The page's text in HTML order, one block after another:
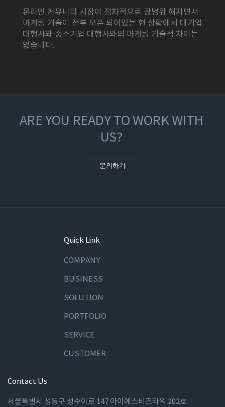
온라인 커뮤니티 시장이 점차적으로 광범위 해지면서
마케팅 기술이 전부 오픈 되어있는 현 상황에서 대기업
대행사와 중소기업 대행사와의 마케팅 기술적 차이는
없습니다.
ARE YOU READY TO WORK WITH
US?
문의하기
Quick Link
COMPANY
BUSINESS
SOLUTION
PORTFOLIO
SERVICE
CUSTOMER
Contact Us
서울특별시 성동구 성수이로 147 아이에스비즈타워 202호